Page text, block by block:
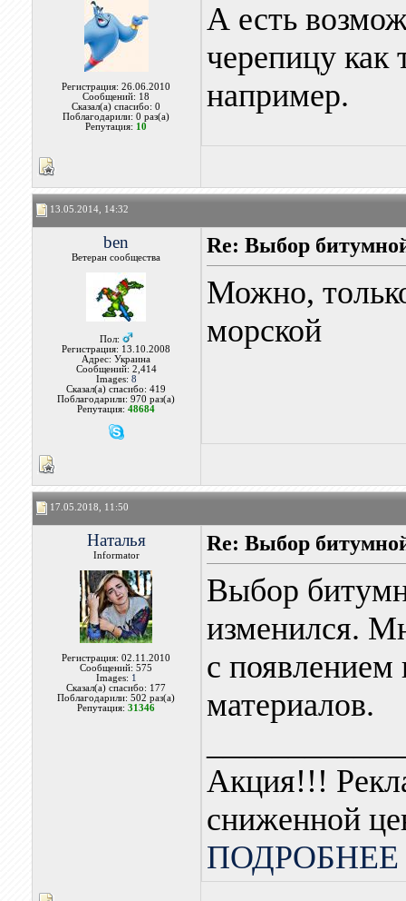
Регистрация: 26.06.2010
Сообщений: 18
Сказал(а) спасибо: 0
Поблагодарили: 0 раз(а)
Репутация: 10
А есть
черепицу как
например.
13.05.2014, 14:32
ben
Ветеран сообщества
Пол:
Регистрация: 13.10.2008
Адрес: Украина
Сообщений: 2,414
Images: 8
Сказал(а) спасибо: 419
Поблагодарили: 970 раз(а)
Репутация:48684
Re: Выбор
Можно,
морской
17.05.2018, 11:50
Наталья
Informator
Регистрация: 02.11.2010
Сообщений: 575
Images: 1
Сказал(а) спасибо: 177
Поблагодарили: 502 раз(а)
Репутация:31346
Re: Выбор
Выбор
изменился.
с появлением
материалов.
Акция!!!
сниженной